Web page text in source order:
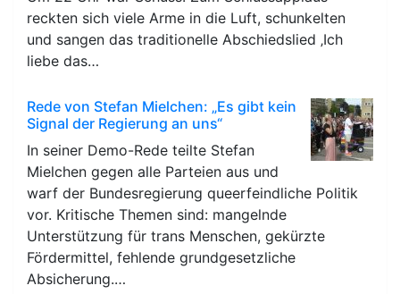
reckten sich viele Arme in die Luft, schunkelten
und sangen das traditionelle Abschiedslied ‚Ich
liebe das…
Rede von Stefan Mielchen: „Es gibt kein
Signal der Regierung an uns“
In seiner Demo-Rede teilte Stefan
Mielchen gegen alle Parteien aus und
warf der Bundesregierung queerfeindliche Politik
vor. Kritische Themen sind: mangelnde
Unterstützung für trans Menschen, gekürzte
Fördermittel, fehlende grundgesetzliche
Absicherung.…